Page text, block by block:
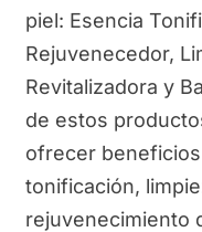
piel: Esencia
Rejuvenecedor,
Revitalizadora y
de estos
ofrecer
tonificación,
rejuvenecimiento